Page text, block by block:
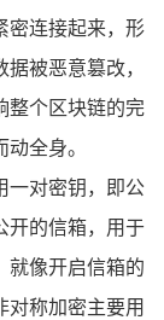
密连接起来，形
被恶意篡改，
整个区块链的完
全身。
一对密钥，即公
开的信箱，用于
就像开启信箱的
对称加密主要用